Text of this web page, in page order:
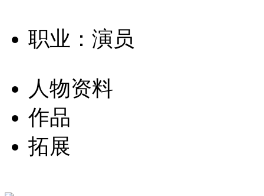
职业：演员
人物资料
作品
拓展